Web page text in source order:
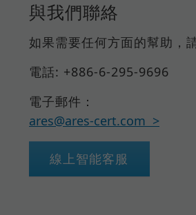
與我們聯絡
如果需要任何方面的幫助，
電話: +886-6-295-9696
電子郵件：
ares@ares-cert.com
線上智能客服